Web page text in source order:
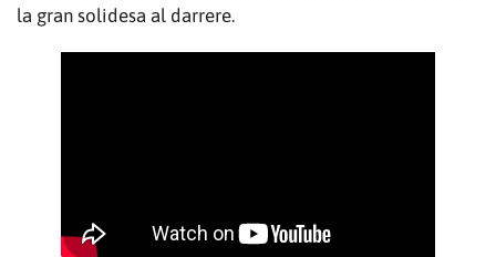
la gran solidesa al darrere.